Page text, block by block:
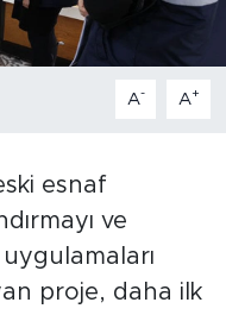
A- A+
esnaf
ve
proje, daha ilk